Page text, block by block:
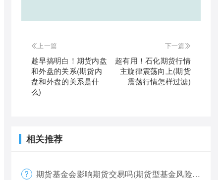
上一篇
趁早搞明白！期货内盘
和外盘的关系(期货内
盘和外盘的关系是什
么)
下一篇
超有用！石化期货行情
主旋律震荡向上(期货
震荡行情怎样过滤)
相关推荐
期货基金会影响期货交易吗(期货型基金风险大吗)